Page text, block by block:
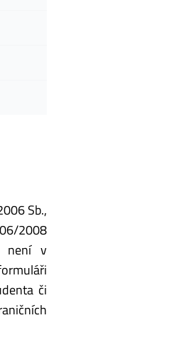
Sb.,
2008
není v
či